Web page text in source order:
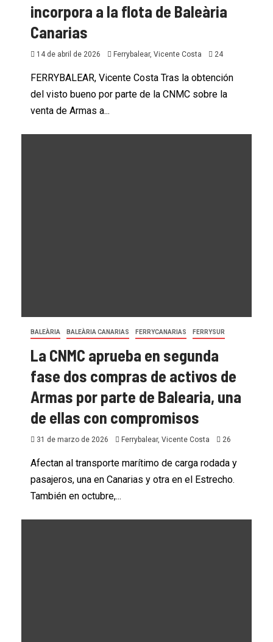
incorpora a la flota de Baleària
Canarias
14 de abril de 2026 Ferrybalear, Vicente Costa 24
FERRYBALEAR, Vicente Costa Tras la obtención
del visto bueno por parte de la CNMC sobre la
venta de Armas a...
BALEÀRIA BALEÀRIA CANARIAS FERRYCANARIAS FERRYSUR
La CNMC aprueba en segunda
fase dos compras de activos de
Armas por parte de Balearia, una
de ellas con compromisos
31 de marzo de 2026 Ferrybalear, Vicente Costa 26
Afectan al transporte marítimo de carga rodada y
pasajeros, una en Canarias y otra en el Estrecho.
También en octubre,...